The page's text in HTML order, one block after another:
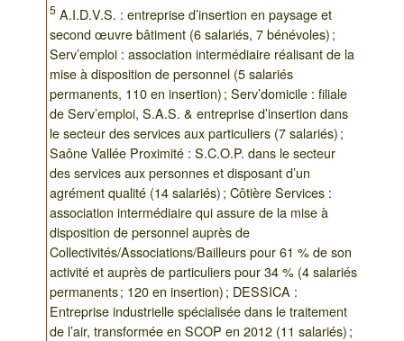
5 A.I.D.V.S. : entreprise d’insertion en paysage et
second œuvre bâtiment (6 salariés, 7 bénévoles) ;
Serv’emploi : association intermédiaire réalisant de la
mise à disposition de personnel (5 salariés
permanents, 110 en insertion) ; Serv’domicile : filiale
de Serv’emploi, S.A.S. & entreprise d’insertion dans
le secteur des services aux particuliers (7 salariés) ;
Saône Vallée Proximité : S.C.O.P. dans le secteur
des services aux personnes et disposant d’un
agrément qualité (14 salariés) ; Côtière Services :
association intermédiaire qui assure de la mise à
disposition de personnel auprès de
Collectivités/Associations/Bailleurs pour 61 % de son
activité et auprès de particuliers pour 34 % (4 salariés
permanents ; 120 en insertion) ; DESSICA :
Entreprise industrielle spécialisée dans le traitement
de l’air, transformée en SCOP en 2012 (11 salariés) ;